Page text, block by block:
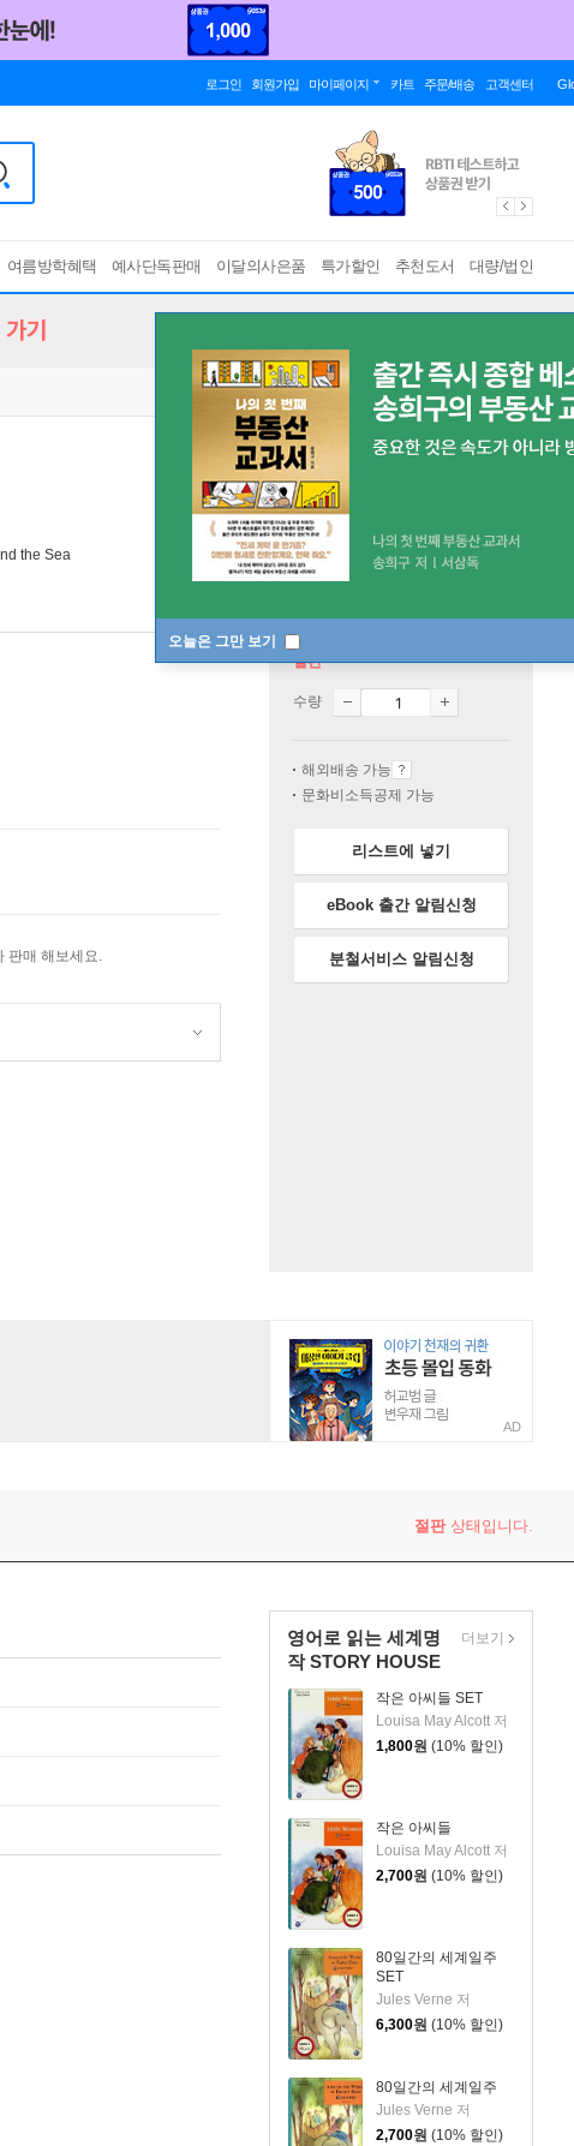
로그인 회원가입 마이페이지 카트 주문/배송 고객센터
여름방학혜택 예사단독판매 이달의사은품 특가할인 추천도서 대량/법인
오늘은 그만 보기
기
the Sea
판매 해보세요.
절판
수량
해외배송 가능
문화비소득공제 가능
리스트에 넣기
eBook 출간 알림신청
분철서비스 알림신청
AD
절판상태입니다.
영어로 읽는 세계명
작 STORY HOUSE
작은 아씨들 SET
Louisa May Alcott 저
1,800원 (10% 할인)
작은 아씨들
Louisa May Alcott 저
2,700원 (10% 할인)
80일간의 세계일주
SET
Jules Verne 저
6,300원 (10% 할인)
80일간의 세계일주
Jules Verne 저
2,700원 (10% 할인)
더보기